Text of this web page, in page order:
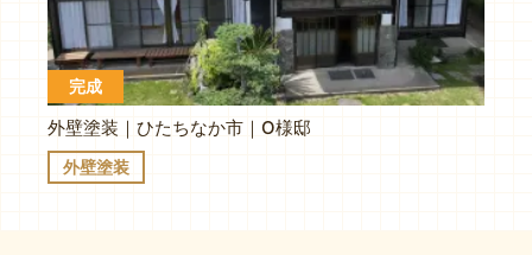
完成
外壁塗装｜ひたちなか市｜O様邸
外壁塗装